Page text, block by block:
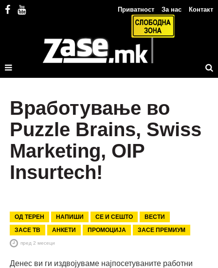
Приватност За нас Контакт
Вработување во
Puzzle Brains, Swiss
Marketing, OIP
Insurtech!
ОД ТЕРЕН НАПИШИ СЕ И СЕШТО
ВЕСТИ
ЗАСЕ ТВ
АНКЕТИ ПРОМОЦИЈА ЗАСЕ ПРЕМИУМ
пред 2 месеци
Денес ви ги издвојуваме најпосетуваните работни